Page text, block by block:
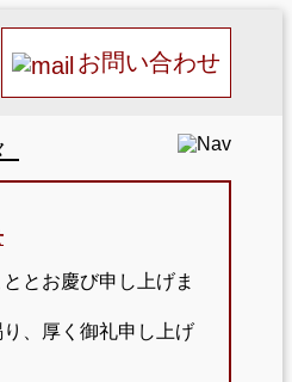
お問い合わせ
とお慶び申し上げま
、厚く御礼申し上げ